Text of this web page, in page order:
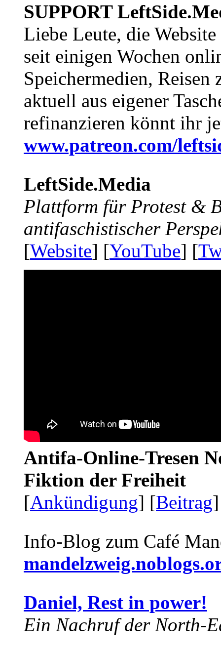
SUPPORT
Liebe Leute, die Website
seit einigen Wochen
Speichermedien, Reisen
aktuell aus eigener
refinanzieren könnt ihr
www.patreon.com/
LeftSide.Media
Plattform für Protest &
antifaschistischer
[Website] [YouTube] [
Antifa-Online-Tresen
Fiktion der Freiheit
[Ankündigung] [Beitrag
Info-Blog zum Café
Daniel, Rest in power!
Ein Nachruf der North-